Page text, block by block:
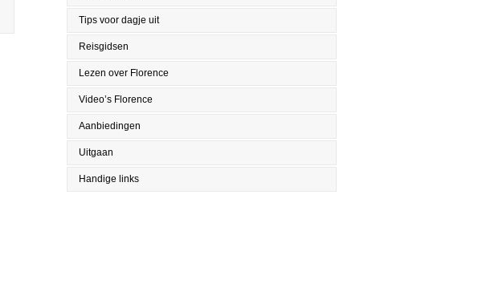
Tips voor dagje uit
Reisgidsen
Lezen over Florence
Video’s Florence
Aanbiedingen
Uitgaan
Handige links